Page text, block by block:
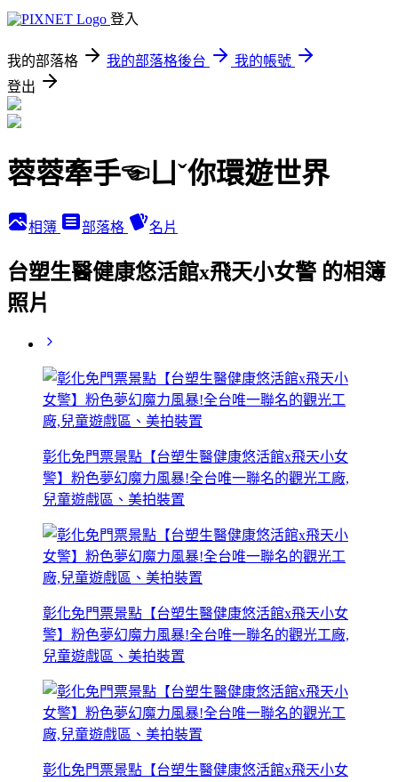
登入
我的部落格 我的部落格後台
我的帳號
登出
蓉蓉牽手☜ㄩˇ你環遊世界
相簿 部落格 名片
台塑生醫健康悠活館x飛天小女警 的相簿
照片
彰化免門票景點【台塑生醫健康悠活館x飛天小女
警】粉色夢幻魔力風暴!全台唯一聯名的觀光工廠,
兒童遊戲區、美拍裝置
彰化免門票景點【台塑生醫健康悠活館x飛天小女
警】粉色夢幻魔力風暴!全台唯一聯名的觀光工廠,
兒童遊戲區、美拍裝置
彰化免門票景點【台塑生醫健康悠活館x飛天小女